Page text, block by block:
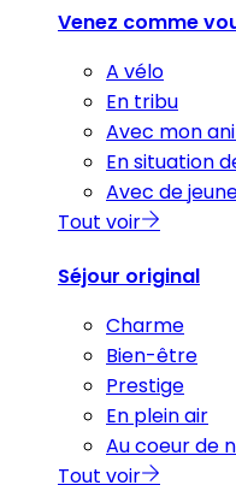
Venez comme
A vélo
En tribu
Avec mon
En situation
Avec de
Tout voir
Séjour original
Charme
Bien-être
Prestige
En plein air
Au coeur de
Tout voir